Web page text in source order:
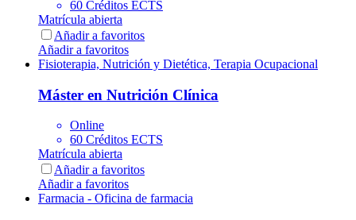
60 Créditos ECTS
Matrícula abierta
Añadir a favoritos
Añadir a favoritos
Fisioterapia, Nutrición y Dietética, Terapia Ocupacional
Máster en Nutrición Clínica
Online
60 Créditos ECTS
Matrícula abierta
Añadir a favoritos
Añadir a favoritos
Farmacia - Oficina de farmacia